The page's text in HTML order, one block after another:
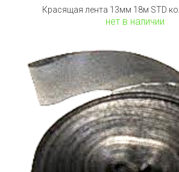
Красящая лента 13мм 18м STD
нет в наличии